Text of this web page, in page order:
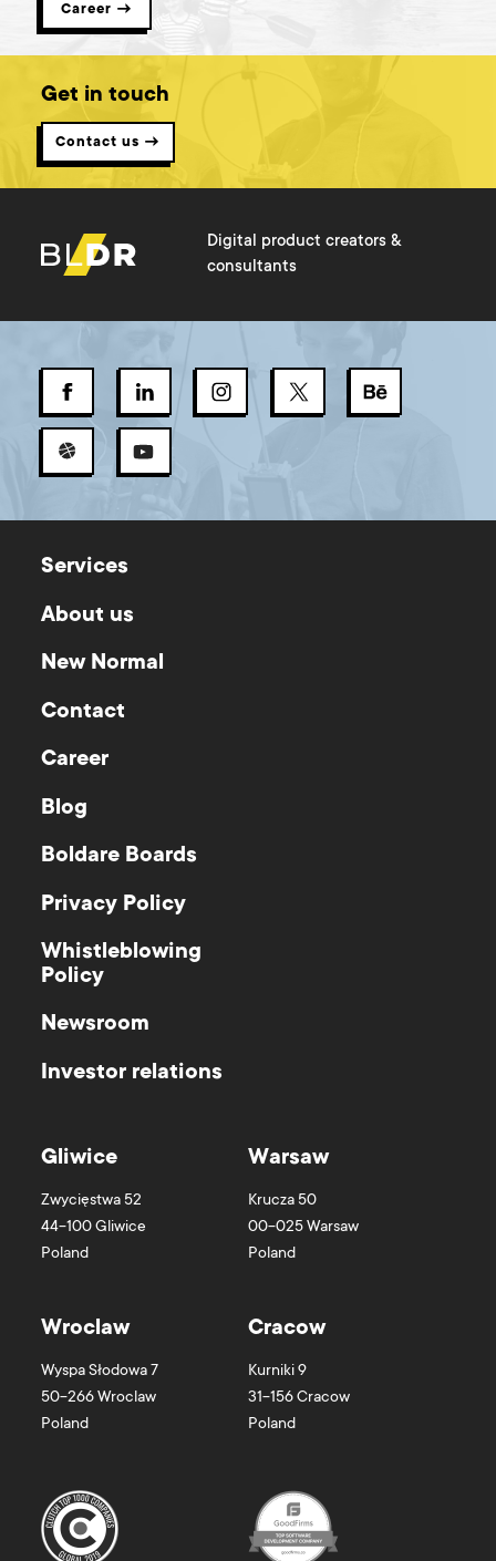
Career →
Get in touch
Contact us →
Digital product creators &
consultants
Services
About us
New Normal
Contact
Career
Blog
Boldare Boards
Privacy Policy
Whistleblowing
Policy
Newsroom
Investor relations
Gliwice
Zwycięstwa 52
44-100Gliwice
Poland
Warsaw
Krucza 50
00-025Warsaw
Poland
Wroclaw
Wyspa Słodowa 7
50-266Wroclaw
Poland
Cracow
Kurniki 9
31-156Cracow
Poland